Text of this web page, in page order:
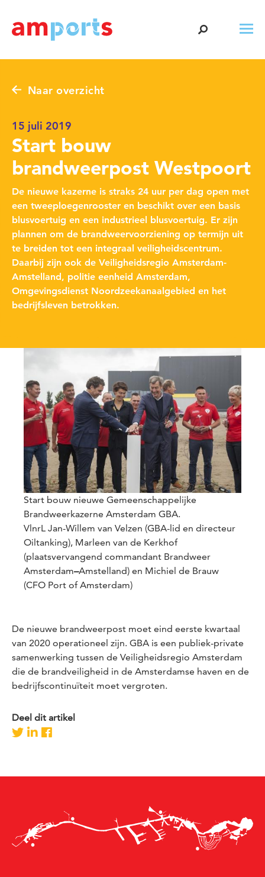
Naar overzicht
15 juli 2019
Start bouw
brandweerpost Westpoort
De nieuwe kazerne is straks 24 uur per dag open met
een tweeploegenrooster en beschikt over een basis
blusvoertuig en een industrieel blusvoertuig. Er zijn
plannen om de brandweervoorziening op termijn uit
te breiden tot een integraal veiligheidscentrum.
Daarbij zijn ook de Veiligheidsregio Amsterdam-
Amstelland, politie eenheid Amsterdam,
Omgevingsdienst Noordzeekanaalgebied en het
bedrijfsleven betrokken.
Start bouw nieuwe Gemeenschappelijke
Brandweerkazerne Amsterdam GBA.
VlnrL Jan-Willem van Velzen (GBA-lid en directeur
Oiltanking), Marleen van de Kerkhof
(plaatsvervangend commandant Brandweer
Amsterdam–Amstelland) en Michiel de Brauw
(CFO Port of Amsterdam)
De nieuwe brandweerpost moet eind eerste kwartaal
van 2020 operationeel zijn. GBA is een publiek-private
samenwerking tussen de Veiligheidsregio Amsterdam
die de brandveiligheid in de Amsterdamse haven en de
bedrijfscontinuïteit moet vergroten.
Deel dit artikel